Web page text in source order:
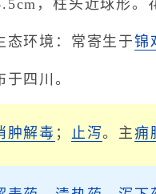
，柱头近球形。
态环境：常寄生于锦
四川。
肿解毒 ； 止泻。主痈